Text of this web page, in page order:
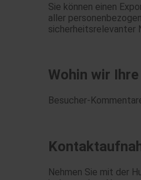
Sie können einen
aller
sicherheitsrelevanter
Wohin wir
Besucher-
Nehmen Sie mit der